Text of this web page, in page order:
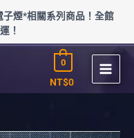
煙*相關系列商品！全館
！
NT$0
0